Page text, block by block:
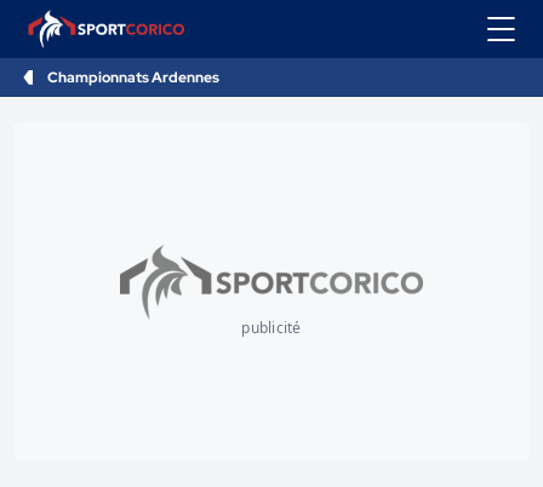
Championnats Ardennes
publicité